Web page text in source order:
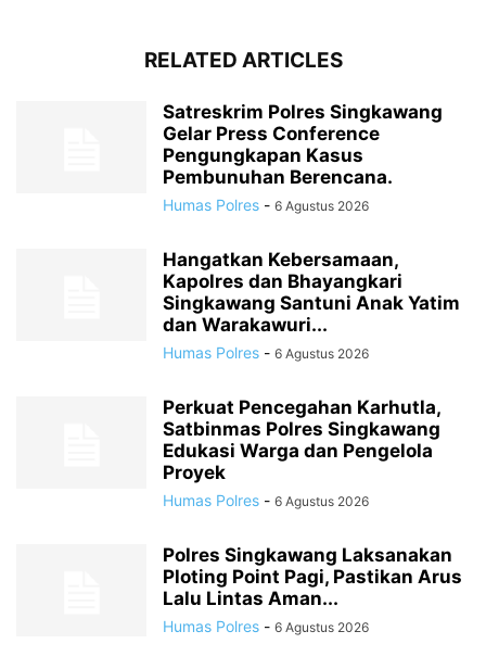
RELATED ARTICLES
Satreskrim Polres Singkawang
Gelar Press Conference
Pengungkapan Kasus
Pembunuhan Berencana.
Humas Polres - 6 Agustus 2026
Hangatkan Kebersamaan,
Kapolres dan Bhayangkari
Singkawang Santuni Anak Yatim
dan Warakawuri...
Humas Polres - 6 Agustus 2026
Perkuat Pencegahan Karhutla,
Satbinmas Polres Singkawang
Edukasi Warga dan Pengelola
Proyek
Humas Polres - 6 Agustus 2026
Polres Singkawang Laksanakan
Ploting Point Pagi, Pastikan Arus
Lalu Lintas Aman...
Humas Polres - 6 Agustus 2026